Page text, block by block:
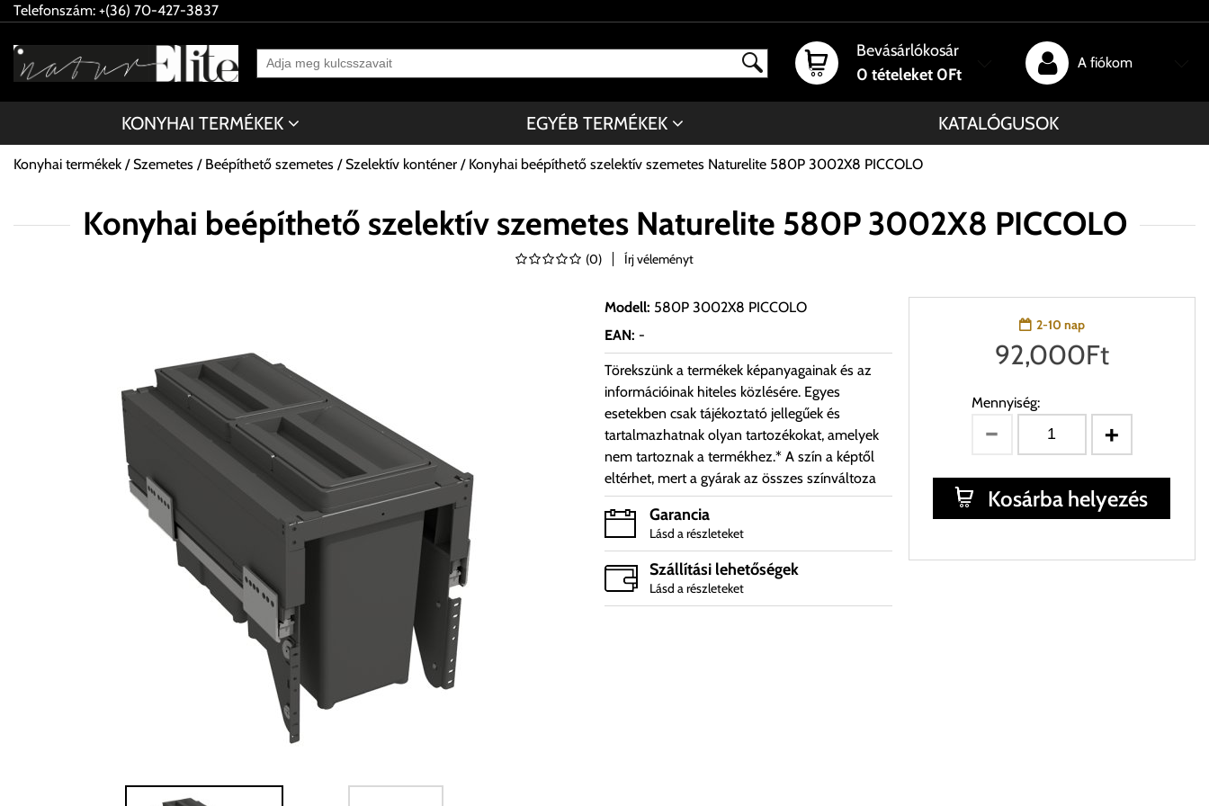
Telefonszám: +(36) 70-427-3837
Bevásárlókosár
0 tételeket 0Ft
A fiókom
KONYHAI TERMÉKEK EGYÉB TERMÉKEK KATALÓGUSOK
Konyhai termékek Szemetes Beépíthető szemetes Szelektív konténer Konyhai beépíthető szelektív szemetes Naturelite 580P 3002X8 PICCOLO
Konyhai beépíthető szelektív szemetes Naturelite 580P 3002X8 PICCOLO
(0) Írj véleményt
Modell: 580P 3002X8 PICCOLO
EAN: -
Törekszünk a termékek képanyagainak és az
információinak hiteles közlésére. Egyes
esetekben csak tájékoztató jellegűek és
tartalmazhatnak olyan tartozékokat, amelyek
nem tartoznak a termékhez.* A szín a képtől
eltérhet, mert a gyárak az összes színváltoza
Garancia
Lásd a részleteket
Szállítási lehetőségek
Lásd a részleteket
2-10 nap
92,000Ft
Mennyiség:
Kosárba helyezés